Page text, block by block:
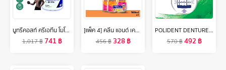
นูทรีคอสท์ ครีเอทีน โมโนไฮเดรต แคปซูล/ผง Nutricost Creatine Monohydrate /กินร่วมกับ บีซีเอเอ ซีแอลเอ อาร์จินีน คาร์นิทีน กลูตามีน ทริบูลัส เวย์โปรตีน
1,017฿ 741 ฿
[แพ็ค 4] คลีน แอนด์ เคลียร์ โฟมล้างหน้า เอสเซนเชียล โฟมมิ่ง เฟเชียล วอช 100 มล. x 4 Clean & Clear Essentials Foaming Facial Wash 100 ml x 4
456฿ 328฿
POLIDENT DENTURE ADHESIVE CREAM FRESH MINT 60G X 2 โพลิเดนท์ ครีมติดฟันปลอม กลิ่นมิ้นท์ 60 กรัม แพ็ค 2
570฿492฿